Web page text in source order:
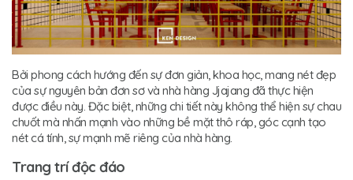
Bởi phong cách hướng đến sự đơn giản, khoa học, mang nét đẹp
của sự nguyên bản đơn sơ và nhà hàng Jjajang đã thực hiện
được điều này. Đặc biệt, những chi tiết này không thể hiện sự chau
chuốt mà nhấn mạnh vào những bề mặt thô ráp, góc cạnh tạo
nét cá tính, sự mạnh mẽ riêng của nhà hàng.
Trang trí độc đáo